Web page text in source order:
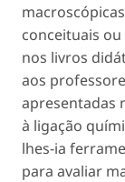
conceituais
nos livros
aos
apresentadas
à ligação
lhes-ia
para avaliar